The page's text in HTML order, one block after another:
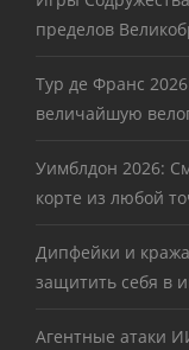
пределов
Тур де Франс
величайшую
Уимблдон 2026:
корте из любой
Дипфейки и
защитить себя в
Агентные атаки